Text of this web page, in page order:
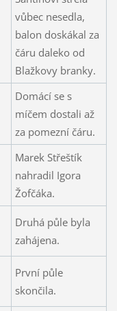
vůbec nesedla,
balon doskákal za
čáru daleko od
Blažkovy branky.
Domácí se s
míčem dostali až
za pomezní čáru.
Marek Střeštík
nahradil Igora
Žofčáka.
Druhá půle byla
zahájena.
První půle
skončila.